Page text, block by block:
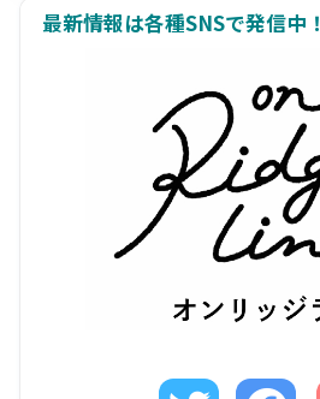
最新情報は各種SNSで発信中！